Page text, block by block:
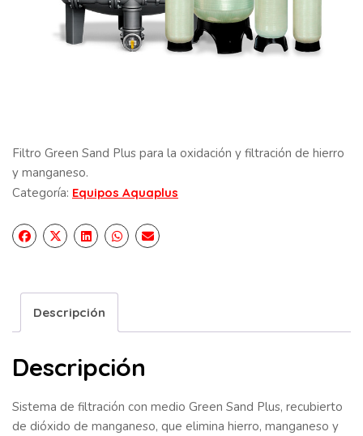
Filtro Green Sand Plus para la oxidación y filtración de hierro
y manganeso.
Categoría: Equipos Aquaplus
Descripción
Descripción
Sistema de filtración con medio Green Sand Plus, recubierto
de dióxido de manganeso, que elimina hierro, manganeso y